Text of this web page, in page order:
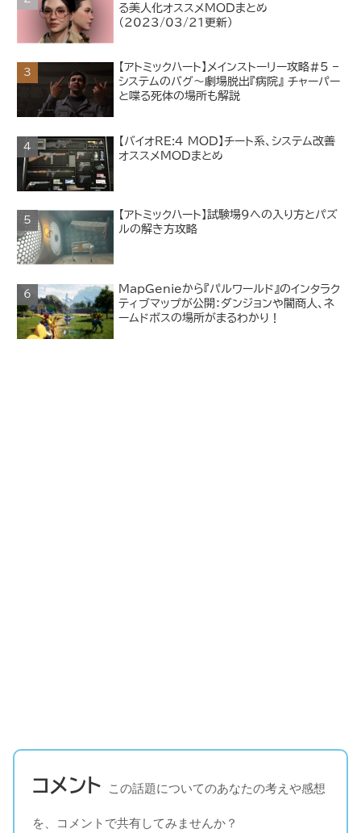
る美人化オススメMODまとめ
（2023/03/21更新）
【アトミックハート】メインストーリー攻略#5 –
システムのバグ～劇場脱出『病院』 チャーパー
と喋る死体の場所も解説
【バイオRE:4 MOD】チート系、システム改善
オススメMODまとめ
【アトミックハート】試験場９への入り方とパズ
ルの解き方攻略
MapGenieから『パルワールド』のインタラク
ティブマップが公開：ダンジョンや闇商人、ネ
ームドボスの場所がまるわかり！
コメント この話題についてのあなたの考えや感想
を、コメントで共有してみませんか？